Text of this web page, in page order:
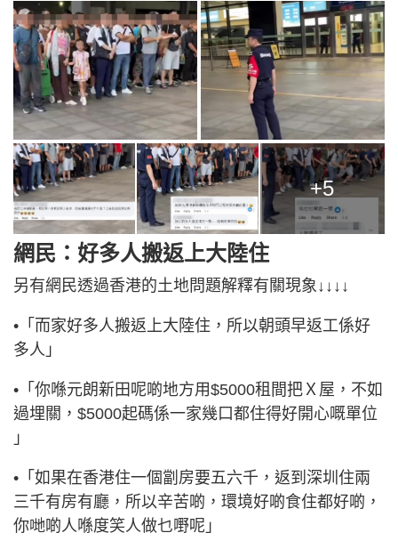
+5
網民：好多人搬返上大陸住
另有網民透過香港的土地問題解釋有關現象↓↓↓↓
•「而家好多人搬返上大陸住，所以朝頭早返工係好
多人」
•「你喺元朗新田呢啲地方用$5000租間把Ｘ屋，不如
過埋關，$5000起碼係一家幾口都住得好開心嘅單位
」
•「如果在香港住一個劏房要五六千，返到深圳住兩
三千有房有廳，所以辛苦啲，環境好啲食住都好啲，
你哋啲人喺度笑人做乜嘢呢」